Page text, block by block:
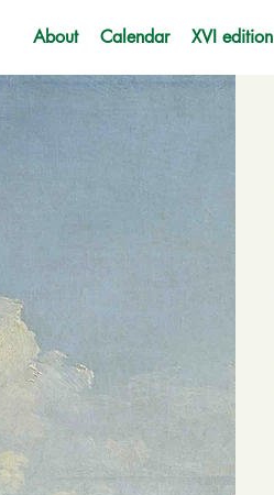
About Calendar XVI edition